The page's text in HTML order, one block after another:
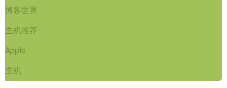
博客世界
主机推荐
Apple
主机